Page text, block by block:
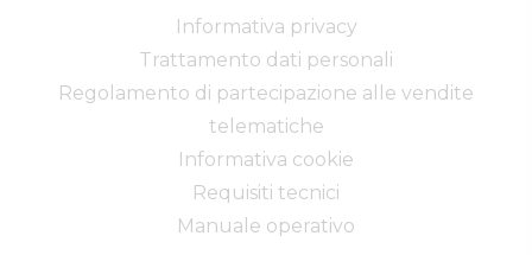
Informativa privacy
Trattamento dati personali
Regolamento di partecipazione alle vendite
telematiche
Informativa cookie
Requisiti tecnici
Manuale operativo